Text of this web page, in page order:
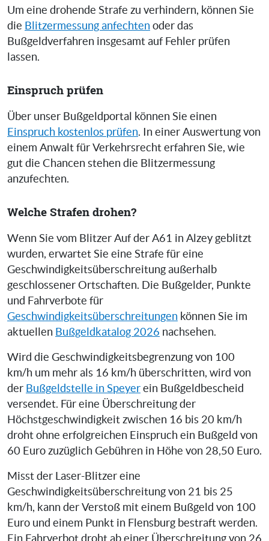
Um eine drohende Strafe zu verhindern, können Sie
die Blitzermessung anfechten oder das
Bußgeldverfahren insgesamt auf Fehler prüfen
lassen.
Einspruch prüfen
Über unser Bußgeldportal können Sie einen
Einspruch kostenlos prüfen. In einer Auswertung von
einem Anwalt für Verkehrsrecht erfahren Sie, wie
gut die Chancen stehen die Blitzermessung
anzufechten.
Welche Strafen drohen?
Wenn Sie vom Blitzer Auf der A61 in Alzey geblitzt
wurden, erwartet Sie eine Strafe für eine
Geschwindigkeitsüberschreitung außerhalb
geschlossener Ortschaften. Die Bußgelder, Punkte
und Fahrverbote für
Geschwindigkeitsüberschreitungen können Sie im
aktuellen Bußgeldkatalog 2026 nachsehen.
Wird die Geschwindigkeitsbegrenzung von 100
km/h um mehr als 16 km/h überschritten, wird von
der Bußgeldstelle in Speyer ein Bußgeldbescheid
versendet. Für eine Überschreitung der
Höchstgeschwindigkeit zwischen 16 bis 20 km/h
droht ohne erfolgreichen Einspruch ein Bußgeld von
60 Euro zuzüglich Gebühren in Höhe von 28,50 Euro.
Misst der Laser-Blitzer eine
Geschwindigkeitsüberschreitung von 21 bis 25
km/h, kann der Verstoß mit einem Bußgeld von 100
Euro und einem Punkt in Flensburg bestraft werden.